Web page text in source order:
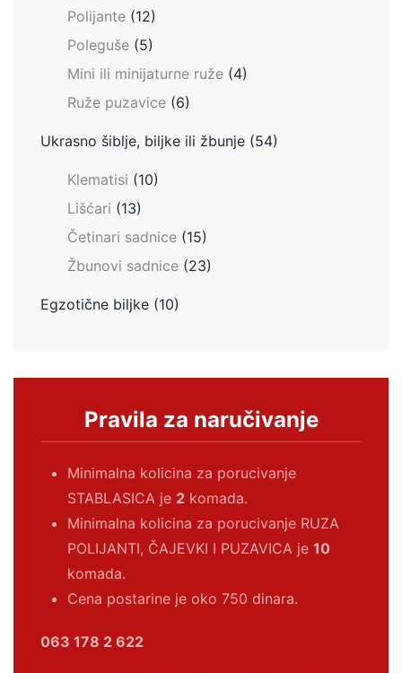
Polijante (12)
Poleguše (5)
Mini ili minijaturne ruže (4)
Ruže puzavice (6)
Ukrasno šiblje, biljke ili žbunje (54)
Klematisi (10)
Lišćari (13)
Četinari sadnice (15)
Žbunovi sadnice (23)
Egzotične biljke (10)
Pravila za naručivanje
Minimalna kolicina za porucivanje
STABLASICA je 2 komada.
Minimalna kolicina za porucivanje RUZA
POLIJANTI, ČAJEVKI I PUZAVICA je 10
komada.
Cena postarine je oko 750 dinara.
063 178 2 622